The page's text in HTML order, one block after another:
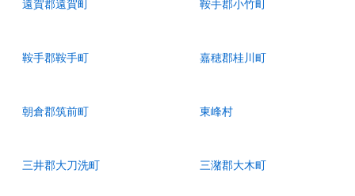
遠賀郡遠賀町 鞍手郡小竹町
鞍手郡鞍手町 嘉穂郡桂川町
朝倉郡筑前町 東峰村
三井郡大刀洗町 三潴郡大木町